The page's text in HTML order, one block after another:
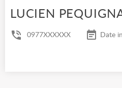
LUCIEN
0977XXXXXX Date